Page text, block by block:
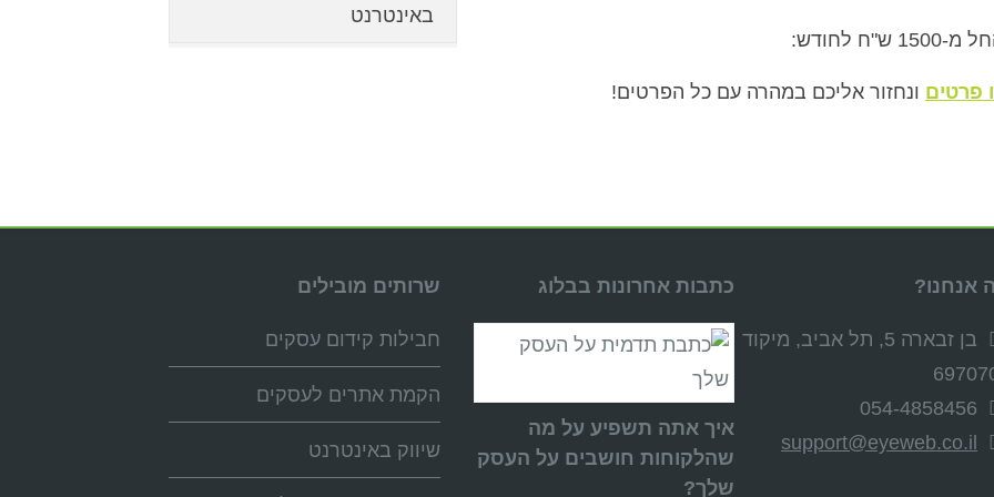
לחודש:
פרטים ונחזור אליכם במהרה עם כל הפרטים!
באינטרנט
אנחנו?
בן זבארה 5, תל אביב, מיקוד
054-4858456
support@eyeweb.co.il
כתבות אחרונות בבלוג
איך אתה תשפיע על מה
שהלקוחות חושבים על העסק
שלך?
שרותים מובילים
חבילות קידום עסקים
הקמת אתרים לעסקים
שיווק באינטרנט